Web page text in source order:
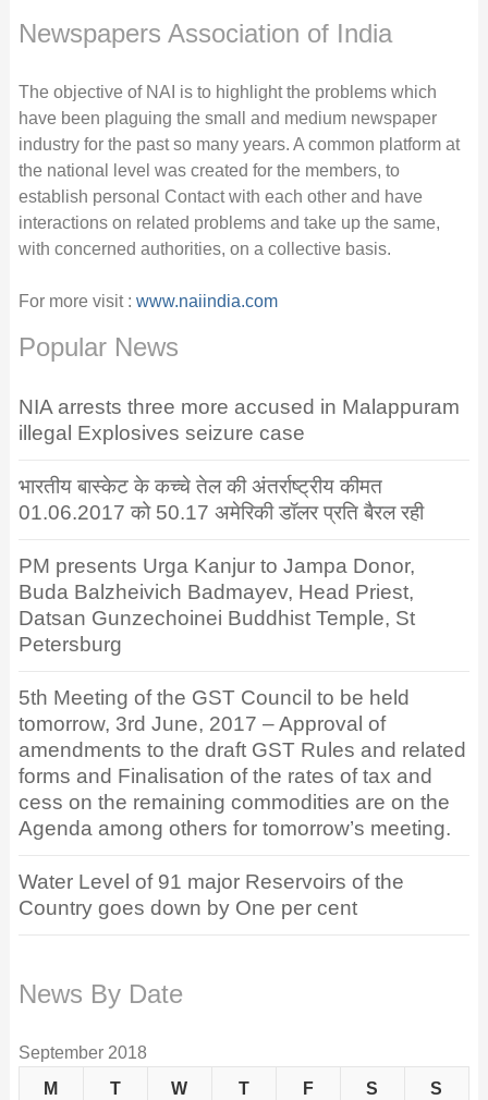
Newspapers Association of India
The objective of NAI is to highlight the problems which
have been plaguing the small and medium newspaper
industry for the past so many years. A common platform at
the national level was created for the members, to
establish personal Contact with each other and have
interactions on related problems and take up the same,
with concerned authorities, on a collective basis.
For more visit : www.naiindia.com
Popular News
NIA arrests three more accused in Malappuram
illegal Explosives seizure case
भारतीय बास्केट के कच्चे तेल की अंतर्राष्ट्रीय कीमत
01.06.2017 को 50.17 अमेरिकी डॉलर प्रति बैरल रही
PM presents Urga Kanjur to Jampa Donor,
Buda Balzheivich Badmayev, Head Priest,
Datsan Gunzechoinei Buddhist Temple, St
Petersburg
5th Meeting of the GST Council to be held
tomorrow, 3rd June, 2017 – Approval of
amendments to the draft GST Rules and related
forms and Finalisation of the rates of tax and
cess on the remaining commodities are on the
Agenda among others for tomorrow’s meeting.
Water Level of 91 major Reservoirs of the
Country goes down by One per cent
News By Date
September 2018
M
T W T F S S